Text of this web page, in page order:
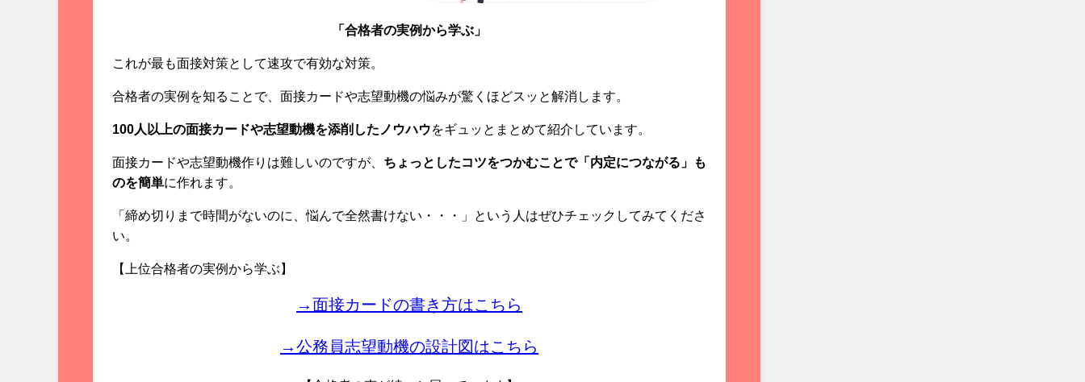
「合格者の実例から学ぶ」
これが最も面接対策として速攻で有効な対策。
合格者の実例を知ることで、面接カードや志望動機の悩みが驚くほどスッと解消します。
100人以上の面接カードや志望動機を添削したノウハウをギュッとまとめて紹介しています。
面接カードや志望動機作りは難しいのですが、 ちょっとしたコツをつかむことで「内定につながる」も
のを簡単に作れます。
「締め切りまで時間がないのに、悩んで全然書けない・・・」という人はぜひチェックしてみてくださ
い。
【上位合格者の実例から学ぶ】
→面接カードの書き方はこちら
→公務員志望動機の設計図はこちら